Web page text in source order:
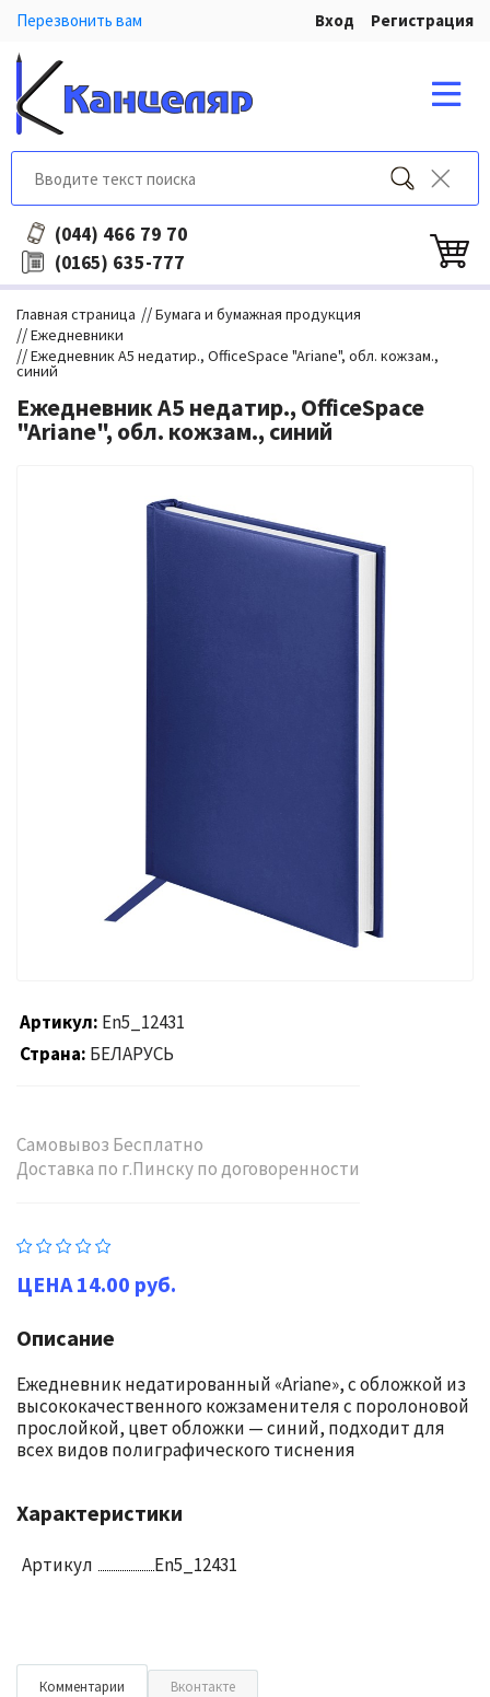
Перезвонить вам Вход Регистрация
(044) 466 79 70
(0165) 635-777
Главная страница //Бумага и бумажная продукция
//Ежедневники
//Ежедневник А5 недатир., OfficeSpace "Ariane", обл. кожзам.,
синий
Ежедневник А5 недатир., OfficeSpace
"Ariane", обл. кожзам., синий
Артикул En5_12431
Страна БЕЛАРУСЬ
Самовывоз Бесплатно
Доставка по г.Пинску по договоренности
14.00 руб.
Описание
Ежедневник недатированный «Ariane», с обложкой из
высококачественного кожзаменителя с поролоновой
прослойкой, цвет обложки — синий, подходит для
всех видов полиграфического тиснения
Характеристики
Артикул En5_12431
Комментарии Вконтакте